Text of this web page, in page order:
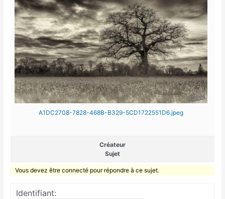
A1DC2708-7828-468B-B329-5CD1722551D6.jpeg
Créateur
Sujet
Vous devez être connecté pour répondre à ce sujet.
Identifiant: